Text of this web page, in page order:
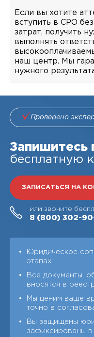
Если вы хотите
вступить в СРО
затрат, получить
выполнять
наш центр. Мы
нужного
Проверено
Запишитесь
бесплатную
ЗАПИСАТЬСЯ НА
или звоните
8 (800) 302-
Юридическое
этапах
Все документы,
вносятся в
Мы ценим ваше
точно в
Вы защищены
зафиксированы в